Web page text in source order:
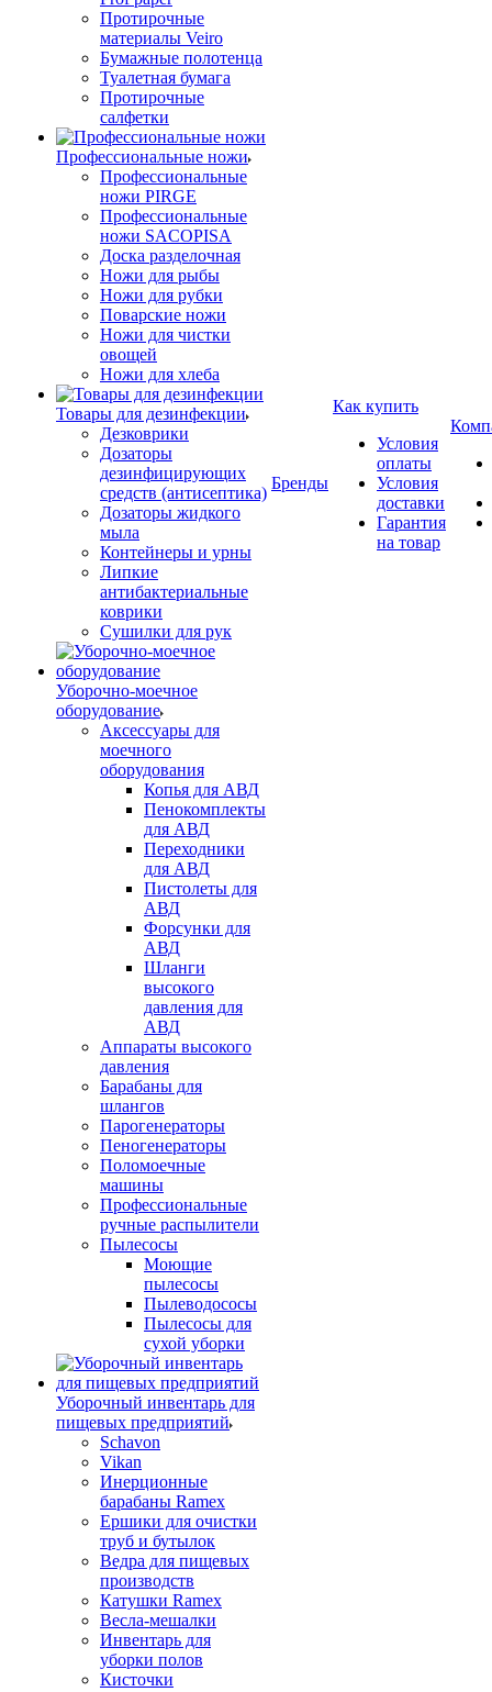
Протирочные
материалы Veiro
Бумажные полотенца
Туалетная бумага
Протирочные
салфетки
Профессиональные ножи
Профессиональные
ножи PIRGE
Профессиональные
ножи SACOPISA
Доска разделочная
Ножи для рыбы
Ножи для рубки
Поварские ножи
Ножи для чистки
овощей
Ножи для хлеба
Товары для дезинфекции
Дезковрики
Дозаторы
дезинфицирующих
средств (антисептика)
Дозаторы жидкого
мыла
Контейнеры и урны
Липкие
антибактериальные
коврики
Сушилки для рук
Уборочно-моечное
оборудование
Аксессуары для
моечного
оборудования
Копья для АВД
Пенокомплекты
для АВД
Переходники
для АВД
Пистолеты для
АВД
Форсунки для
АВД
Шланги
высокого
давления для
АВД
Аппараты высокого
давления
Барабаны для
шлангов
Парогенераторы
Пеногенераторы
Поломоечные
машины
Профессиональные
ручные распылители
Пылесосы
Моющие
пылесосы
Пылеводососы
Пылесосы для
сухой уборки
Уборочный инвентарь для
пищевых предприятий
Schavon
Vikan
Инерционные
барабаны Ramex
Ершики для очистки
труб и бутылок
Ведра для пищевых
производств
Катушки Ramex
Весла-мешалки
Инвентарь для
уборки полов
Кисточки
Бренды
Как купить
Условия
оплаты
Условия
доставки
Гарантия
на товар